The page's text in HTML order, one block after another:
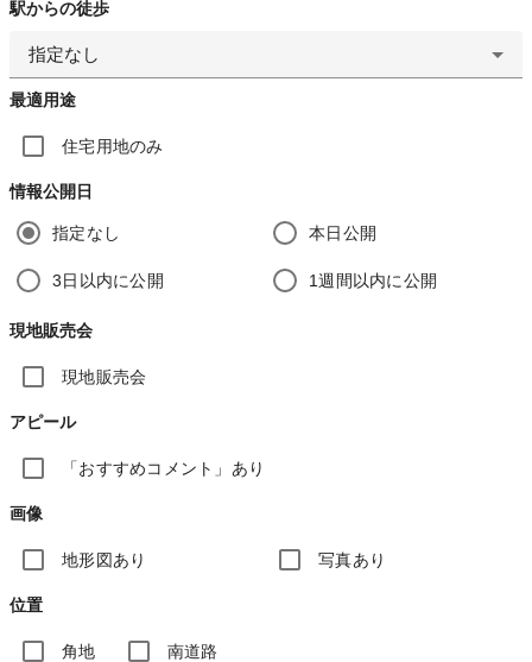
駅からの徒歩
指定なし
最適用途
住宅用地のみ
情報公開日
指定なし 本日公開
3日以内に公開 1週間以内に公開
現地販売会
現地販売会
アピール
「おすすめコメント」あり
画像
地形図あり 写真あり
位置
角地 南道路